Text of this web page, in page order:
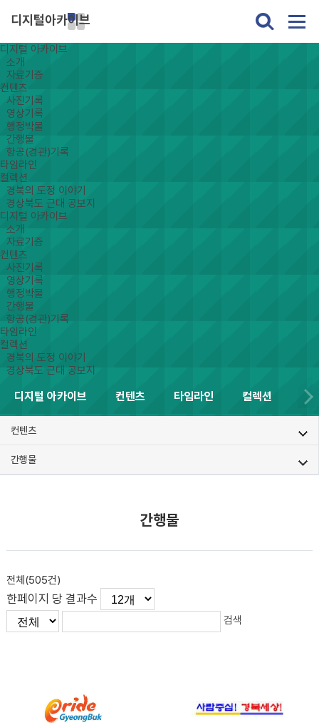
디지털아카이브
디지털 아카이브
소개
자료기증
컨텐츠
사진기록
영상기록
행정박물
간행물
항공(경관)기록
타임라인
컬렉션
경북의 도정 이야기
경상북도 근대 공보지
디지털 아카이브
소개
자료기증
컨텐츠
사진기록
영상기록
행정박물
간행물
항공(경관)기록
타임라인
컬렉션
경북의 도정 이야기
경상북도 근대 공보지
디지털 아카이브 컨텐츠 타임라인 컬렉션
컨텐츠
간행물
간행물
전체(505건)
한페이지 당 결과수
검색